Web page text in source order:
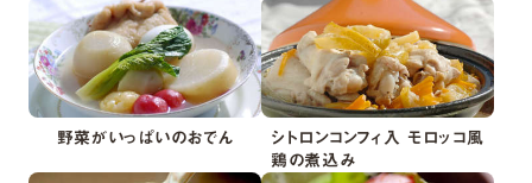
野菜がいっぱいのおでん
シトロンコンフィ入 モロッコ風
鶏の煮込み